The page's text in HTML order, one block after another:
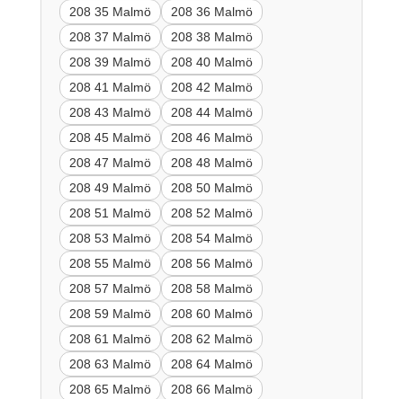
208 35 Malmö
208 36 Malmö
208 37 Malmö
208 38 Malmö
208 39 Malmö
208 40 Malmö
208 41 Malmö
208 42 Malmö
208 43 Malmö
208 44 Malmö
208 45 Malmö
208 46 Malmö
208 47 Malmö
208 48 Malmö
208 49 Malmö
208 50 Malmö
208 51 Malmö
208 52 Malmö
208 53 Malmö
208 54 Malmö
208 55 Malmö
208 56 Malmö
208 57 Malmö
208 58 Malmö
208 59 Malmö
208 60 Malmö
208 61 Malmö
208 62 Malmö
208 63 Malmö
208 64 Malmö
208 65 Malmö
208 66 Malmö